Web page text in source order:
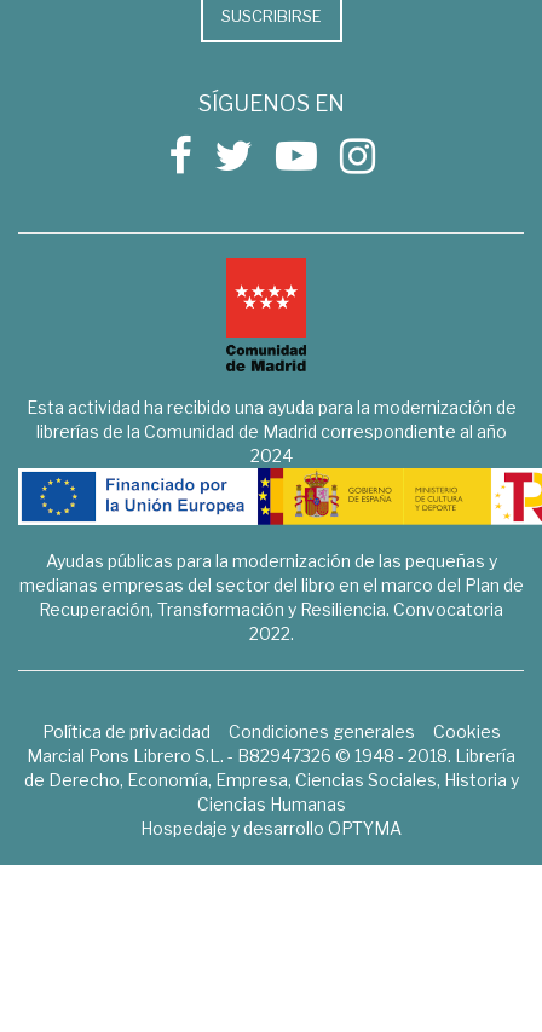
SUSCRIBIRSE
SÍGUENOS EN
Esta actividad ha recibido una ayuda para la modernización de
librerías de la Comunidad de Madrid correspondiente al año
2024
Ayudas públicas para la modernización de las pequeñas y
medianas empresas del sector del libro en el marco del Plan de
Recuperación, Transformación y Resiliencia. Convocatoria
2022.
Política de privacidad Condiciones generales
Cookies
Marcial Pons Librero S.L. - B82947326 © 1948 - 2018. Librería
de Derecho, Economía, Empresa, Ciencias Sociales, Historia y
Ciencias Humanas
Hospedaje y desarrollo OPTYMA